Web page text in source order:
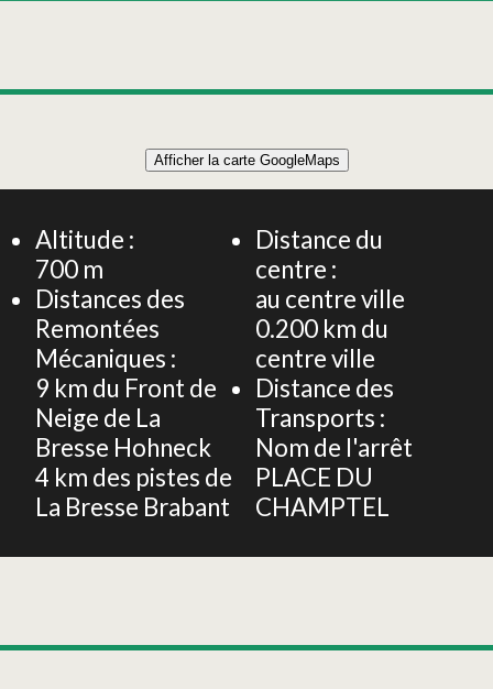
Studio 2 personnes - Le Hohneck 5 - Au centre ville,
proche commerce
Afficher la carte GoogleMaps
Altitude :
700 m
Distances des
Remontées
Mécaniques :
9 km du Front de
Neige de La
Bresse Hohneck
4 km des pistes de
La Bresse Brabant
Distance du
centre :
au centre ville
0.200 km du
centre ville
Distance des
Transports :
Nom de l'arrêt
PLACE DU
CHAMPTEL